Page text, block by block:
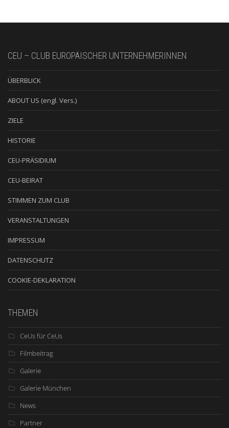
CEU – CLUB EUROPÄISCHER UNTERNEHMERINNEN
ÜBERBLICK
ABOUT US (engl. Vers.)
ZIELE
HISTORIE
CEU-PRÄSIDIUM
CEU-BEIRAT
STIMMEN ZUM CLUB
VERANSTALTUNGEN
IMPRESSUM
DATENSCHUTZ
COOKIE-DEKLARATION
THEMEN
CeUs für CeUs
Filmbeitrag
Galerie
Galerie München
News
Partner